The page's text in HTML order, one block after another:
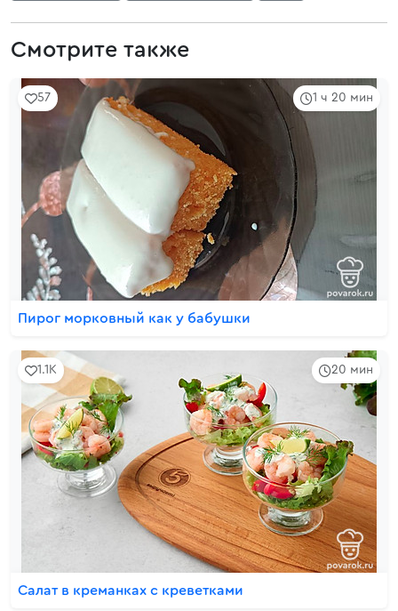
Смотрите также
1 ч 20 мин
57
Пирог морковный как у бабушки
20 мин
1.1K
Салат в креманках с креветками